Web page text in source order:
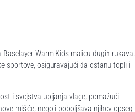
Warm Kids majicu dugih rukava.
sportove, osiguravajući da ostanu topli i
i svojstva upijanja vlage, pomažući
mišiće, nego i poboljšava njihov opseg